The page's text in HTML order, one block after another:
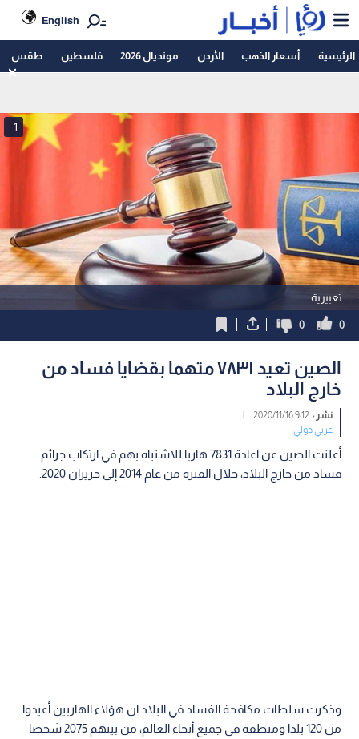
English
الرئيسية أسعار الذهب الأردن مونديال 2026 فلسطين طقس
تعبيرية
1
0
0
الصين تعيد ٧٨٣١ متهما بقضايا فساد من
خارج البلاد
نشر :9:12 2020/11/16
|
عربي دولي
أعلنت الصين عن اعادة 7831 هاربا للاشتباه بهم في ارتكاب جرائم
فساد من خارج البلاد، خلال الفترة من عام 2014 إلى حزيران 2020.
وذكرت سلطات مكافحة الفساد في البلاد ان هؤلاء الهاربين أعيدوا
من 120 بلدا ومنطقة في جميع أنحاء العالم، من بينهم 2075 شخصا